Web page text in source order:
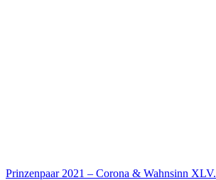
Prinzenpaar 2021 – Corona & Wahnsinn XLV.